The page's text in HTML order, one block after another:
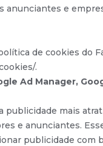
anunciantes e
de cookies do
.
Ad Manager,
publicidade mais
e anunciantes.
publicidade com